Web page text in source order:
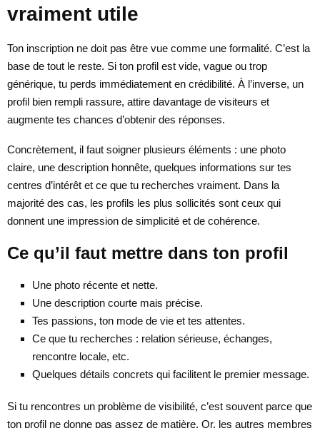
vraiment utile
Ton inscription ne doit pas être vue comme une formalité. C’est la
base de tout le reste. Si ton profil est vide, vague ou trop
générique, tu perds immédiatement en crédibilité. À l’inverse, un
profil bien rempli rassure, attire davantage de visiteurs et
augmente tes chances d’obtenir des réponses.
Concrètement, il faut soigner plusieurs éléments : une photo
claire, une description honnête, quelques informations sur tes
centres d’intérêt et ce que tu recherches vraiment. Dans la
majorité des cas, les profils les plus sollicités sont ceux qui
donnent une impression de simplicité et de cohérence.
Ce qu’il faut mettre dans ton profil
Une photo récente et nette.
Une description courte mais précise.
Tes passions, ton mode de vie et tes attentes.
Ce que tu recherches : relation sérieuse, échanges,
rencontre locale, etc.
Quelques détails concrets qui facilitent le premier message.
Si tu rencontres un problème de visibilité, c’est souvent parce que
ton profil ne donne pas assez de matière. Or, les autres membres